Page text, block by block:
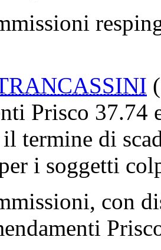
Prisco 37.74
termine di
i soggetti
con